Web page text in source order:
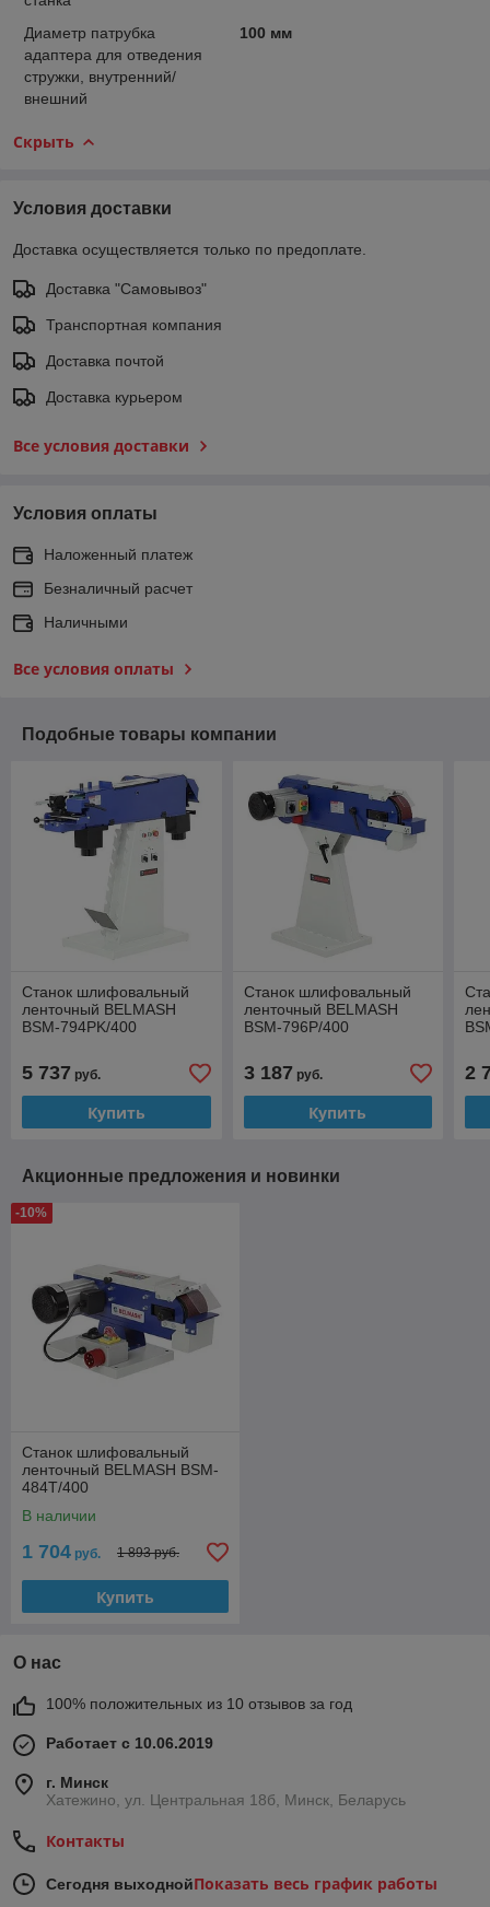
Диаметр патрубка
адаптера для отведения
стружки, внутренний/
внешний
100 мм
Скрыть
Условия доставки
Доставка осуществляется только по предоплате.
Доставка "Самовывоз"
Транспортная компания
Доставка почтой
Доставка курьером
Все условия доставки
Условия оплаты
Наложенный платеж
Безналичный расчет
Наличными
Все условия оплаты
Подобные товары компании
Станок шлифовальный
ленточный BELMASH
BSM-794PK/400
5 737 руб.
Купить
Станок шлифовальный
ленточный BELMASH
BSM-796P/400
3 187 руб.
Купить
2
Акционные предложения и новинки
-10%
Станок шлифовальный
ленточный BELMASH BSM-
484T/400
В наличии
1 704 руб. 1 893 руб.
Купить
О нас
100% положительных из 10 отзывов за год
Работает с 10.06.2019
г. Минск
Хатежино, ул. Центральная 18б, Минск, Беларусь
Контакты
Сегодня выходнойПоказать весь график работы